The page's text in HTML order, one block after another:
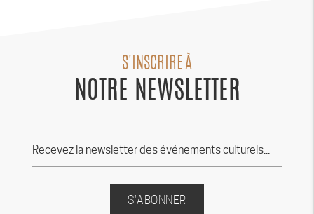
S'INSCRIRE À
NOTRE NEWSLETTER
S'ABONNER